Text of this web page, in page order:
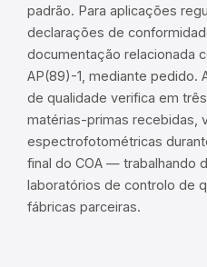
padrão. Para aplicações
declarações de
documentação relacionada
AP(89)-1, mediante pedido.
de qualidade verifica em
matérias-primas recebidas,
espectrofotométricas
final do COA — trabalhando
laboratórios de controlo de
fábricas parceiras.